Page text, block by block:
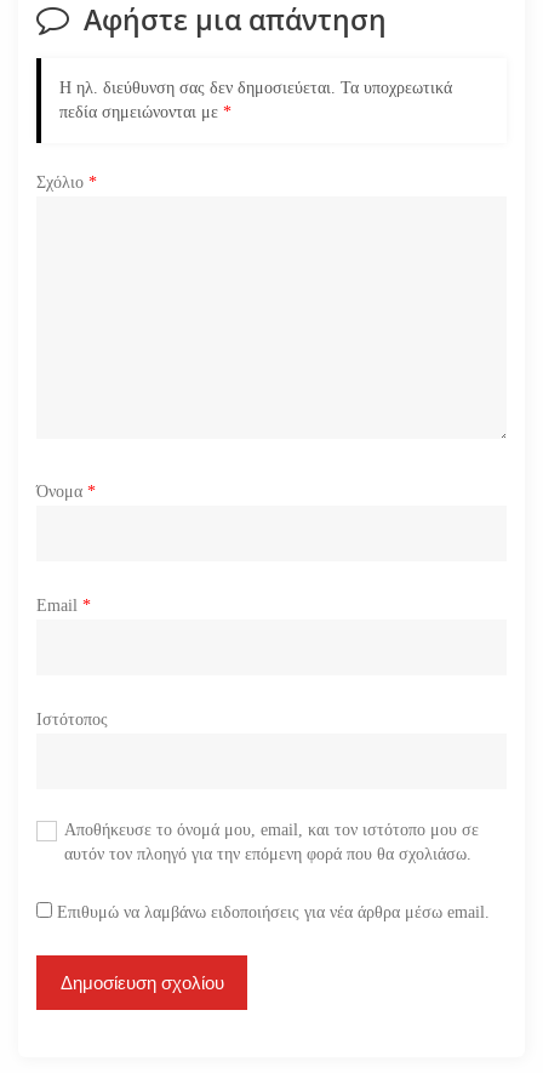
η
ρ
θ
Αφήστε μια απάντηση
Η ηλ. διεύθυνση σας δεν δημοσιεύεται. Τα υποχρεωτικά
πεδία σημειώνονται με *
Σχόλιο *
Όνομα *
Email *
Ιστότοπος
Αποθήκευσε το όνομά μου, email, και τον ιστότοπο μου σε
αυτόν τον πλοηγό για την επόμενη φορά που θα σχολιάσω.
Επιθυμώ να λαμβάνω ειδοποιήσεις για νέα άρθρα μέσω email.